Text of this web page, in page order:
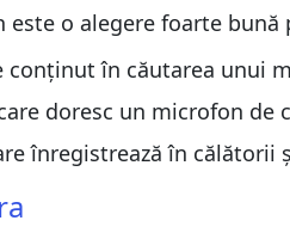
Trust GXT 252+
hardware
a microfonului Trust GXT
Trust GXT 252+ Emita Plus?
microfonului Trust GXT 252+
Trust GXT 252+ Emita Plus?
este o alegere foarte bună
conținut în căutarea unui
doresc un microfon
înregistrează în călătorii